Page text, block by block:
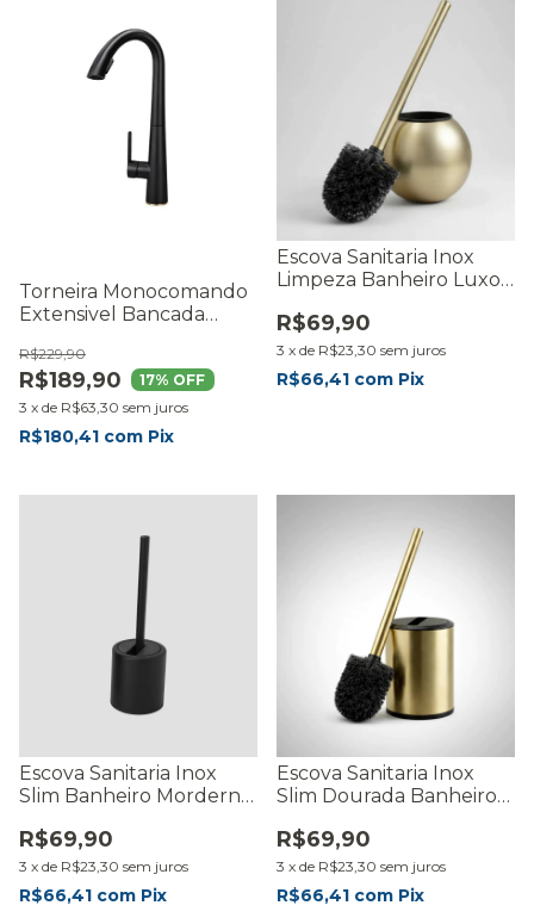
Torneira Monocomando
Extensivel Bancada
Quente e Fria
R$189,90
R$229,90
17% OFF
3 x de R$63,30 sem juros
R$180,41 com Pix
Escova Sanitaria Inox
Limpeza Banheiro Luxo
RMaisCasa
R$69,90
3 x de R$23,30 sem juros
R$66,41 com Pix
Escova Sanitaria Inox
Slim Banheiro Morderno
RMaisCasa
R$69,90
3 x de R$23,30 sem juros
R$66,41 com Pix
Escova Sanitaria Inox
Slim Dourada Banheiro
RMaisCasa
R$69,90
3 x de R$23,30 sem juros
R$66,41 com Pix